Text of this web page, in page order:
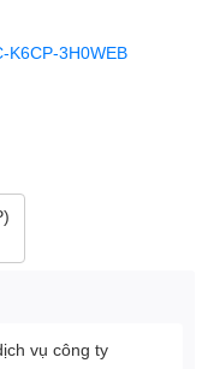
K6CP-3H0WEB
vụ công ty